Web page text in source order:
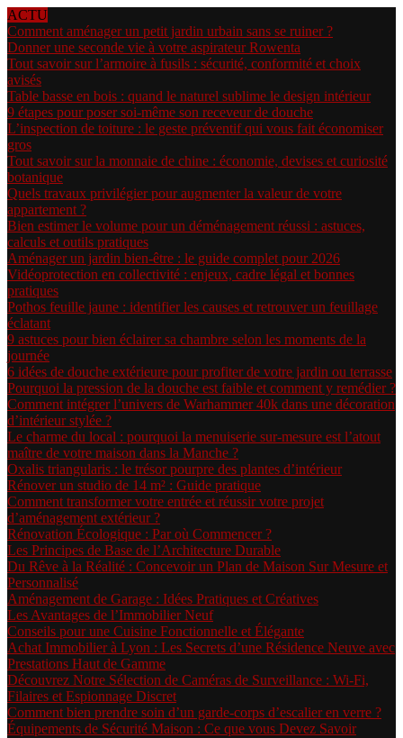
ACTU
Comment aménager un petit jardin urbain sans se ruiner ?
Donner une seconde vie à votre aspirateur Rowenta
Tout savoir sur l’armoire à fusils : sécurité, conformité et choix
avisés
Table basse en bois : quand le naturel sublime le design intérieur
9 étapes pour poser soi-même son receveur de douche
L’inspection de toiture : le geste préventif qui vous fait économiser
gros
Tout savoir sur la monnaie de chine : économie, devises et curiosité
botanique
Quels travaux privilégier pour augmenter la valeur de votre
appartement ?
Bien estimer le volume pour un déménagement réussi : astuces,
calculs et outils pratiques
Aménager un jardin bien-être : le guide complet pour 2026
Vidéoprotection en collectivité : enjeux, cadre légal et bonnes
pratiques
Pothos feuille jaune : identifier les causes et retrouver un feuillage
éclatant
9 astuces pour bien éclairer sa chambre selon les moments de la
journée
6 idées de douche extérieure pour profiter de votre jardin ou terrasse
Pourquoi la pression de la douche est faible et comment y remédier ?
Comment intégrer l’univers de Warhammer 40k dans une décoration
d’intérieur stylée ?
Le charme du local : pourquoi la menuiserie sur-mesure est l’atout
maître de votre maison dans la Manche ?
Oxalis triangularis : le trésor pourpre des plantes d’intérieur
Rénover un studio de 14 m² : Guide pratique
Comment transformer votre entrée et réussir votre projet
d’aménagement extérieur ?
Rénovation Écologique : Par où Commencer ?
Les Principes de Base de l’Architecture Durable
Du Rêve à la Réalité : Concevoir un Plan de Maison Sur Mesure et
Personnalisé
Aménagement de Garage : Idées Pratiques et Créatives
Les Avantages de l’Immobilier Neuf
Conseils pour une Cuisine Fonctionnelle et Élégante
Achat Immobilier à Lyon : Les Secrets d’une Résidence Neuve avec
Prestations Haut de Gamme
Découvrez Notre Sélection de Caméras de Surveillance : Wi-Fi,
Filaires et Espionnage Discret
Comment bien prendre soin d’un garde-corps d’escalier en verre ?
Équipements de Sécurité Maison : Ce que vous Devez Savoir